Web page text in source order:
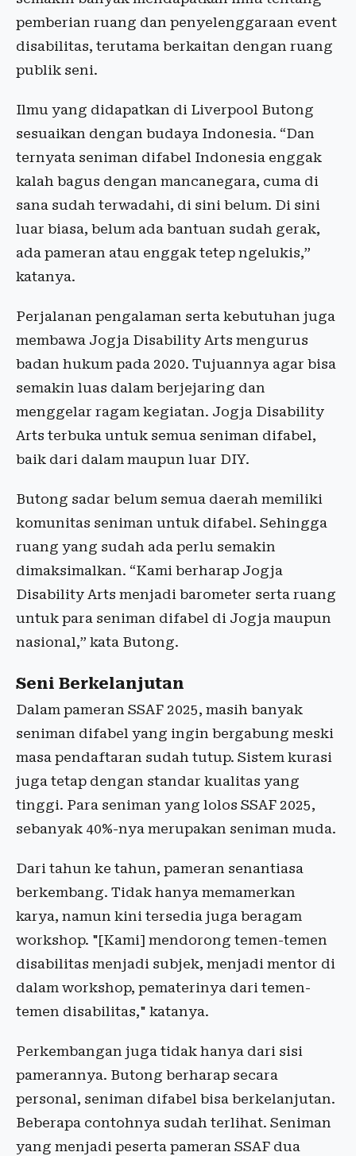
pemberian ruang dan penyelenggaraan event
disabilitas, terutama berkaitan dengan ruang
publik seni.
Ilmu yang didapatkan di Liverpool Butong
sesuaikan dengan budaya Indonesia. “Dan
ternyata seniman difabel Indonesia enggak
kalah bagus dengan mancanegara, cuma di
sana sudah terwadahi, di sini belum. Di sini
luar biasa, belum ada bantuan sudah gerak,
ada pameran atau enggak tetep ngelukis,”
katanya.
Perjalanan pengalaman serta kebutuhan juga
membawa Jogja Disability Arts mengurus
badan hukum pada 2020. Tujuannya agar bisa
semakin luas dalam berjejaring dan
menggelar ragam kegiatan. Jogja Disability
Arts terbuka untuk semua seniman difabel,
baik dari dalam maupun luar DIY.
Butong sadar belum semua daerah memiliki
komunitas seniman untuk difabel. Sehingga
ruang yang sudah ada perlu semakin
dimaksimalkan. “Kami berharap Jogja
Disability Arts menjadi barometer serta ruang
untuk para seniman difabel di Jogja maupun
nasional,” kata Butong.
Seni Berkelanjutan
Dalam pameran SSAF 2025, masih banyak
seniman difabel yang ingin bergabung meski
masa pendaftaran sudah tutup. Sistem kurasi
juga tetap dengan standar kualitas yang
tinggi. Para seniman yang lolos SSAF 2025,
sebanyak 40%-nya merupakan seniman muda.
Dari tahun ke tahun, pameran senantiasa
berkembang. Tidak hanya memamerkan
karya, namun kini tersedia juga beragam
workshop. "[Kami] mendorong temen-temen
disabilitas menjadi subjek, menjadi mentor di
dalam workshop, pematerinya dari temen-
temen disabilitas," katanya.
Perkembangan juga tidak hanya dari sisi
pamerannya. Butong berharap secara
personal, seniman difabel bisa berkelanjutan.
Beberapa contohnya sudah terlihat. Seniman
yang menjadi peserta pameran SSAF dua